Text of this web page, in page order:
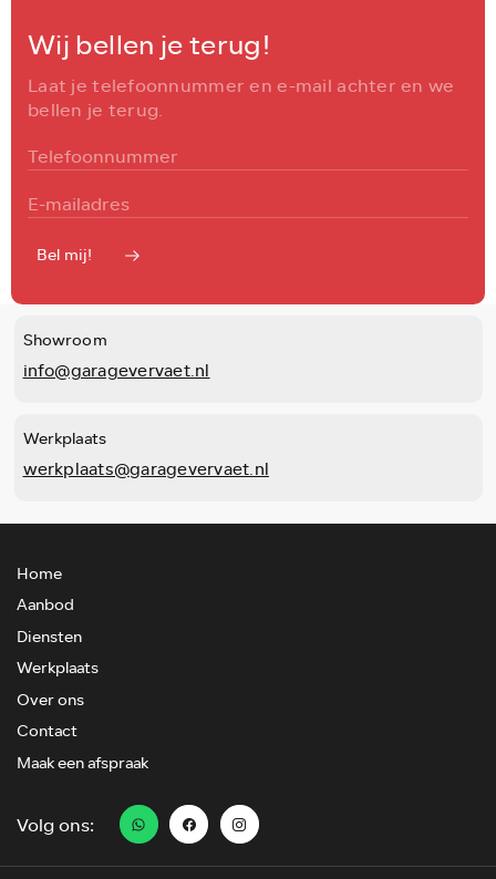
Wij bellen je terug!
Laat je telefoonnummer en e-mail achter en we
bellen je terug.
Bel mij!
Showroom
info@garagevervaet.nl
Werkplaats
werkplaats@garagevervaet.nl
Home
Aanbod
Diensten
Werkplaats
Over ons
Contact
Maak een afspraak
Volg ons: